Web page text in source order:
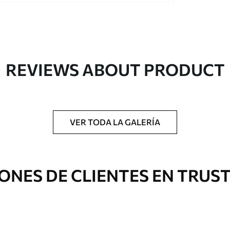
de barniz y/o adhesivo para empapelar.
con una esponja suave. Los murales de pared
REVIEWS ABOUT PRODUCT
VER TODA LA GALERÍA
DE CLIENTES EN